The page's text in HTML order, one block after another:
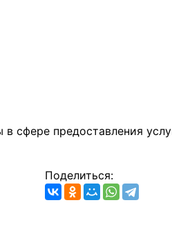
сфере предоставления
Поделиться: